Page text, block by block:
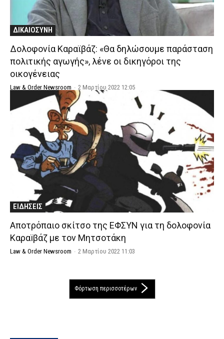
ΔΙΚΑΙΟΣΥΝΗ
Δολοφονία Καραϊβάζ: «Θα δηλώσουμε παράσταση
πολιτικής αγωγής», λένε οι δικηγόροι της
οικογένειας
Law & Order Newsroom - 2 Μαρτίου 2022 12:05
ΕΙΔΗΣΕΙΣ
Αποτρόπαιο σκίτσο της ΕΦΣΥΝ για τη δολοφονία
Καραïβάζ με τον Μητσοτάκη
Law & Order Newsroom - 2 Μαρτίου 2022 11:03
Φόρτωση περισσοτέρων